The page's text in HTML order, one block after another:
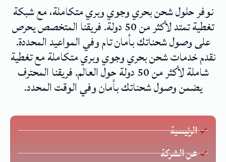
نوفر حلول شحن بحري وجوي وبري متكاملة، مع شبكة
تغطية تمتد لأكثر من 50 دولة. فريقنا المتخصص يحرص
على وصول شحناتك بأمان تام وفي المواعيد المحددة.
نقدم خدمات شحن بحري وجوي وبري متكاملة مع تغطية
شاملة لأكثر من 50 دولة حول العالم. فريقنا المحترف
يضمن وصول شحناتك بأمان وفي الوقت المحدد.
الرئيسية
عن الشركة